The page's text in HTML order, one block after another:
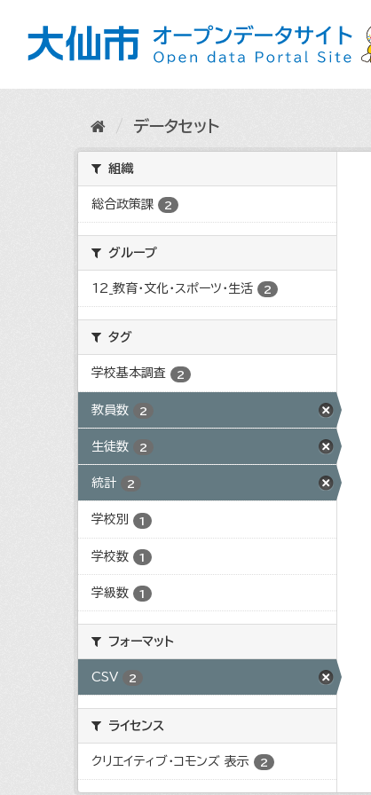
データセット
組織
総合政策課 2
グループ
12_教育・文化・スポーツ・生活 2
タグ
学校基本調査 2
教員数 2
生徒数 2
統計 2
学校別 1
学校数 1
学級数 1
フォーマット
CSV 2
ライセンス
クリエイティブ・コモンズ 表示 2